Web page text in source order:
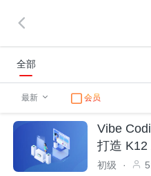
全部
最新 会员
Vibe
打造 K12
统
初级 ·